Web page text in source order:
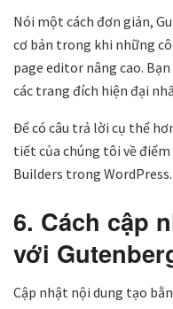
Nói một cách đơn giản,
cơ bản trong khi những
page editor nâng cao.
các trang đích hiện đại
Để có câu trả lời cụ thể
tiết của chúng tôi về
Builders trong WordPress.
6. Cách cập
với
Cập nhật nội dung tạo